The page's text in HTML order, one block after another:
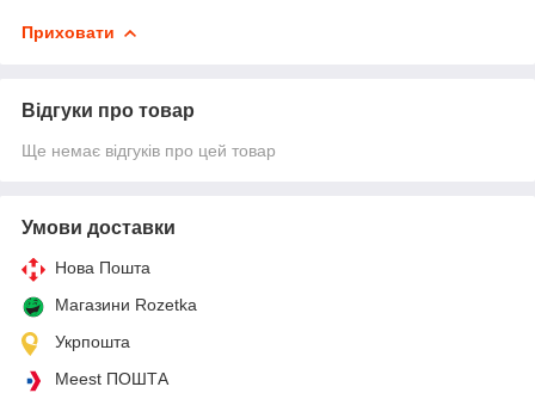
Приховати
Відгуки про товар
Ще немає відгуків про цей товар
Умови доставки
Нова Пошта
Магазини Rozetka
Укрпошта
Meest ПОШТА